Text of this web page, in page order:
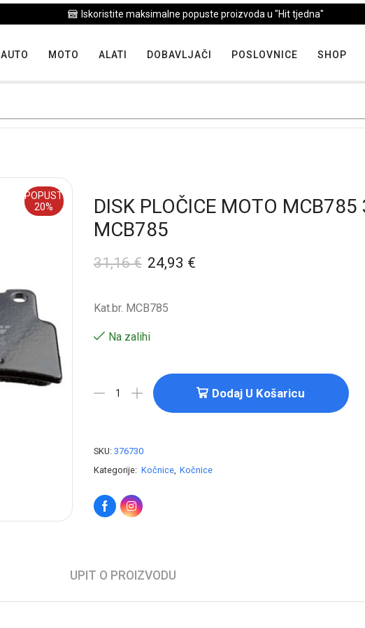
Iskoristite maksimalne popuste proizvoda u "Hit tjedna"
AUTO MOTO ALATI DOBAVLJAČI POSLOVNICE SHOP
POPUST
20%
DISK PLOČICE MOTO
MCB785
31,16€ 24,93 €
Kat.br. MCB785
Na zalihi
Dodaj U Košaricu
SKU: 376730
Kategorije: Kočnice, Kočnice
UPIT O PROIZVODU